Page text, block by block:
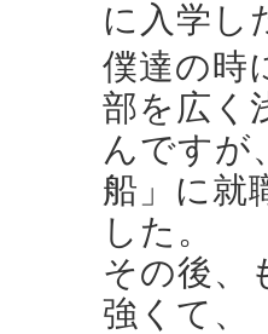
に入学し
僕達の時
部を広く
んですが
船」に就
した。
その後、
強くて、